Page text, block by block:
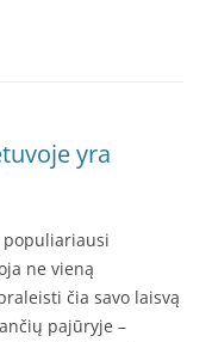
yra
populiariausi
ne vieną
čia savo laisvą
pajūryje –